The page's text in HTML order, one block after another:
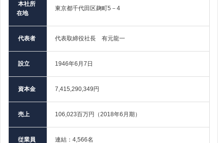
本社所
在地
東京都千代田区麹町5－4
代表者 代表取締役社長 有元龍一
設立 1946年6月7日
資本金 7,415,290,349円
売上 106,023百万円（2018年6月期）
従業員 連結：4,566名